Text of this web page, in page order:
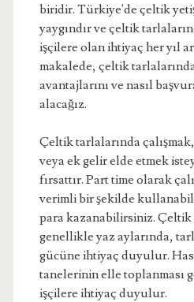
biridir. Türkiye'de çeltik
yaygındır ve çeltik
işçilere olan ihtiyaç her yıl
makalede, çeltik
avantajlarını ve nasıl
alacağız.
Çeltik tarlalarında
veya ek gelir elde etmek
fırsattır. Part time olarak
verimli bir şekilde
para kazanabilirsiniz. Çeltik
genellikle yaz aylarında,
gücüne ihtiyaç duyulur.
tanelerinin elle toplanması
işçilere ihtiyaç duyulur.